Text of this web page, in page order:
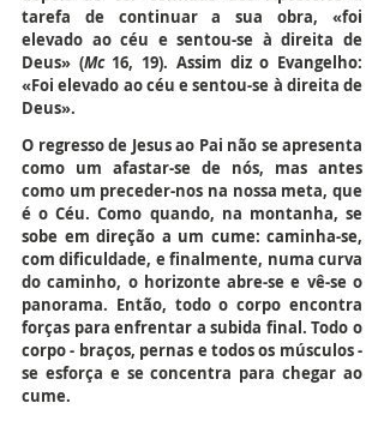
tarefa de continuar a sua obra, «foi
elevado ao céu e sentou-se à direita de
Deus» (Mc 16, 19). Assim diz o Evangelho:
«Foi elevado ao céu e sentou-se à direita de
Deus».
O regresso de Jesus ao Pai não se apresenta
como um afastar-se de nós, mas antes
como um preceder-nos na nossa meta, que
é o Céu. Como quando, na montanha, se
sobe em direção a um cume: caminha-se,
com dificuldade, e finalmente, numa curva
do caminho, o horizonte abre-se e vê-se o
panorama. Então, todo o corpo encontra
forças para enfrentar a subida final. Todo o
corpo - braços, pernas e todos os músculos -
se esforça e se concentra para chegar ao
cume.